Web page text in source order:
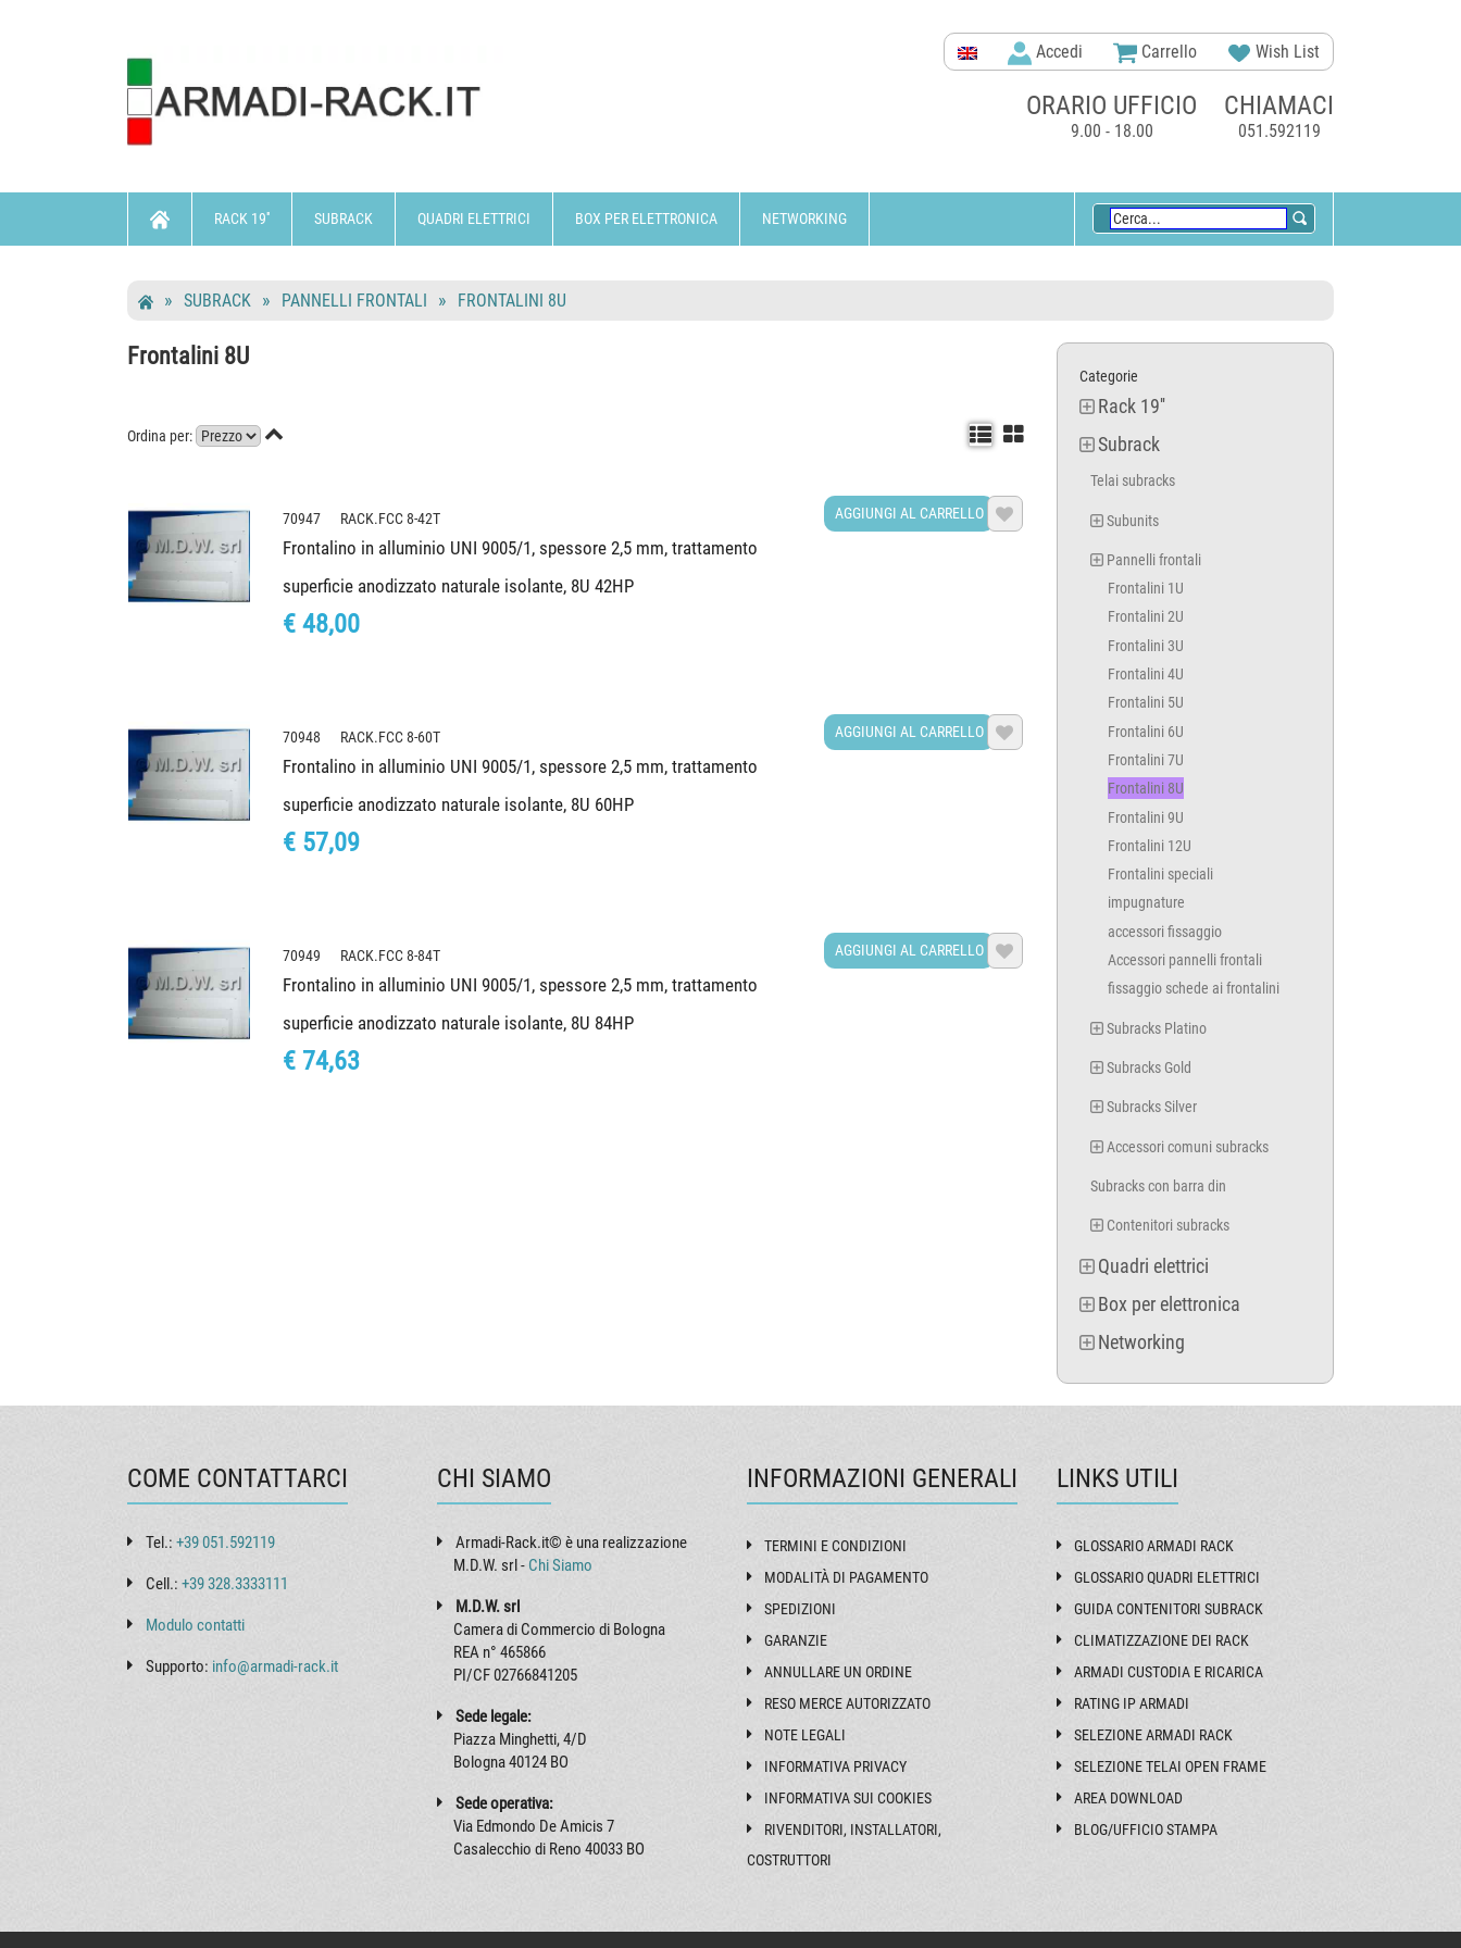
Accedi Carrello Wish List
CHIAMACI
051.592119
ORARIO UFFICIO
9.00 - 18.00
RACK 19'' SUBRACK QUADRI ELETTRICI BOX PER ELETTRONICA NETWORKING
SUBRACK PANNELLI FRONTALI FRONTALINI 8U
Frontalini 8U
Ordina per:  

70947 RACK.FCC 8-42T
Frontalino in alluminio UNI 9005/1, spessore 2,5 mm, trattamento
superficie anodizzato naturale isolante, 8U 42HP
€ 48,00
AGGIUNGI AL CARRELLO 
70948 RACK.FCC 8-60T
Frontalino in alluminio UNI 9005/1, spessore 2,5 mm, trattamento
superficie anodizzato naturale isolante, 8U 60HP
€ 57,09
AGGIUNGI AL CARRELLO 
70949 RACK.FCC 8-84T
Frontalino in alluminio UNI 9005/1, spessore 2,5 mm, trattamento
superficie anodizzato naturale isolante, 8U 84HP
€ 74,63
AGGIUNGI AL CARRELLO 
Categorie
Rack 19''
Subrack
Telai subracks
Subunits
Pannelli frontali
Frontalini 1U
Frontalini 2U
Frontalini 3U
Frontalini 4U
Frontalini 5U
Frontalini 6U
Frontalini 7U
Frontalini 8U
Frontalini 9U
Frontalini 12U
Frontalini speciali
impugnature
accessori fissaggio
Accessori pannelli frontali
fissaggio schede ai frontalini
Subracks Platino
Subracks Gold
Subracks Silver
Accessori comuni subracks
Subracks con barra din
Contenitori subracks
Quadri elettrici
Box per elettronica
Networking
COME CONTATTARCI
Tel.: +39 051.592119
Cell.: +39 328.3333111
Modulo contatti
Supporto: info@armadi-rack.it
CHI SIAMO
Armadi-Rack.it© è una realizzazione
M.D.W. srl - Chi Siamo
M.D.W. srl
Camera di Commercio di Bologna
REA n° 465866
PI/CF 02766841205
Sede legale:
Piazza Minghetti, 4/D
Bologna 40124 BO
Sede operativa:
Via Edmondo De Amicis 7
Casalecchio di Reno 40033 BO
INFORMAZIONI GENERALI
TERMINI E CONDIZIONI
MODALITÀ DI PAGAMENTO
SPEDIZIONI
GARANZIE
ANNULLARE UN ORDINE
RESO MERCE AUTORIZZATO
NOTE LEGALI
INFORMATIVA PRIVACY
INFORMATIVA SUI COOKIES
RIVENDITORI, INSTALLATORI,
COSTRUTTORI
LINKS UTILI
GLOSSARIO ARMADI RACK
GLOSSARIO QUADRI ELETTRICI
GUIDA CONTENITORI SUBRACK
CLIMATIZZAZIONE DEI RACK
ARMADI CUSTODIA E RICARICA
RATING IP ARMADI
SELEZIONE ARMADI RACK
SELEZIONE TELAI OPEN FRAME
AREA DOWNLOAD
BLOG/UFFICIO STAMPA